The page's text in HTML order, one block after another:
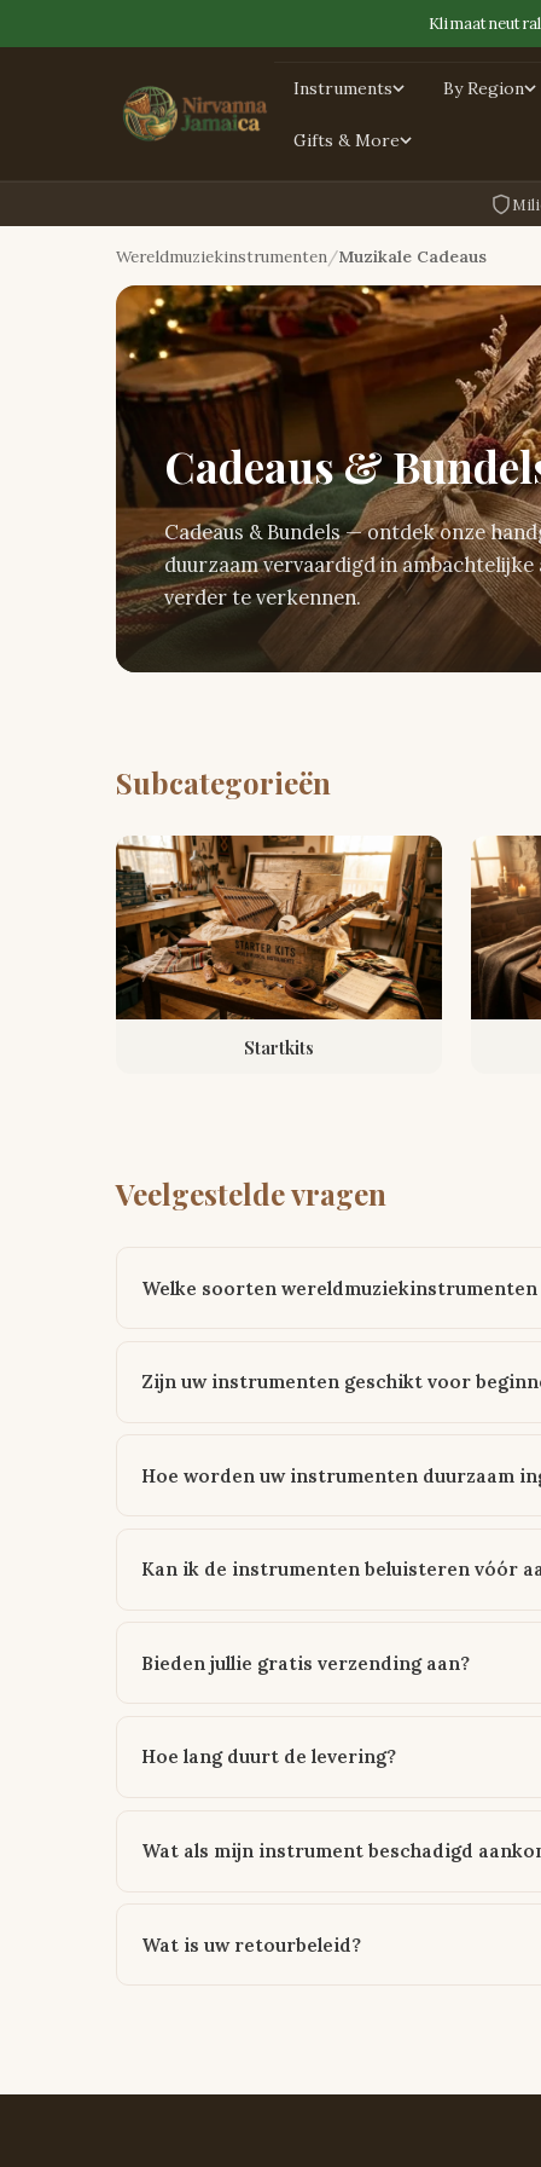
Instruments By Region
Gifts & More
Wereldmuziekinstrumenten Muzikale Cadeaus
Cadeaus &
Cadeaus & Bundels — ontdek onze
duurzaam vervaardigd in
verder te verkennen.
Subcategorieën
Startkits
Veelgestelde vragen
Welke soorten
Zijn uw instrumenten geschikt voor
Hoe worden uw instrumenten duurzaam
Kan ik de instrumenten beluisteren vóór
Bieden jullie gratis verzending aan?
Hoe lang duurt de levering?
Wat als mijn instrument beschadigd
Wat is uw retourbeleid?